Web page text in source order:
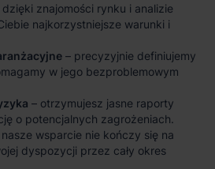
dzięki znajomości rynku i analizie
najkorzystniejsze warunki i
– precyzyjnie definiujemy
w jego bezproblemowym
– otrzymujesz jasne raporty
o potencjalnych zagrożeniach.
nasze wsparcie nie kończy się na
dyspozycji przez cały okres